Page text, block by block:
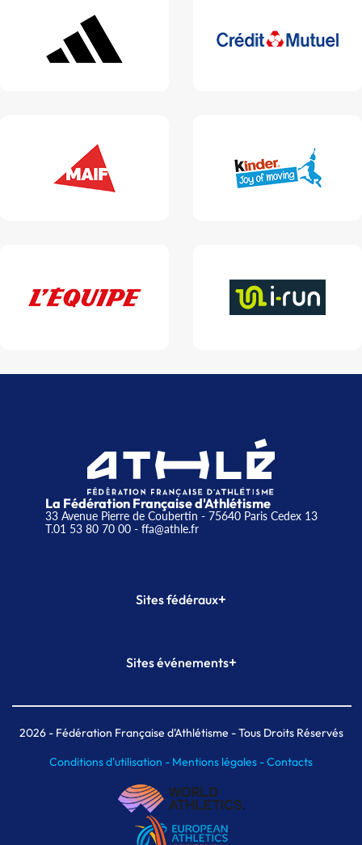
La Fédération Française d'Athlétisme
33 Avenue Pierre de Coubertin - 75640 Paris Cedex 13
T.01 53 80 70 00- ffa@athle.fr
Sites fédéraux+
Plateforme Formation
Sites événements+
Meeting de Paris indoor
MAIF Ekiden de Paris
2026- Fédération Française d'Athlétisme - Tous Droits Réservés
Conditions d'utilisation - Mentions légales -Contacts